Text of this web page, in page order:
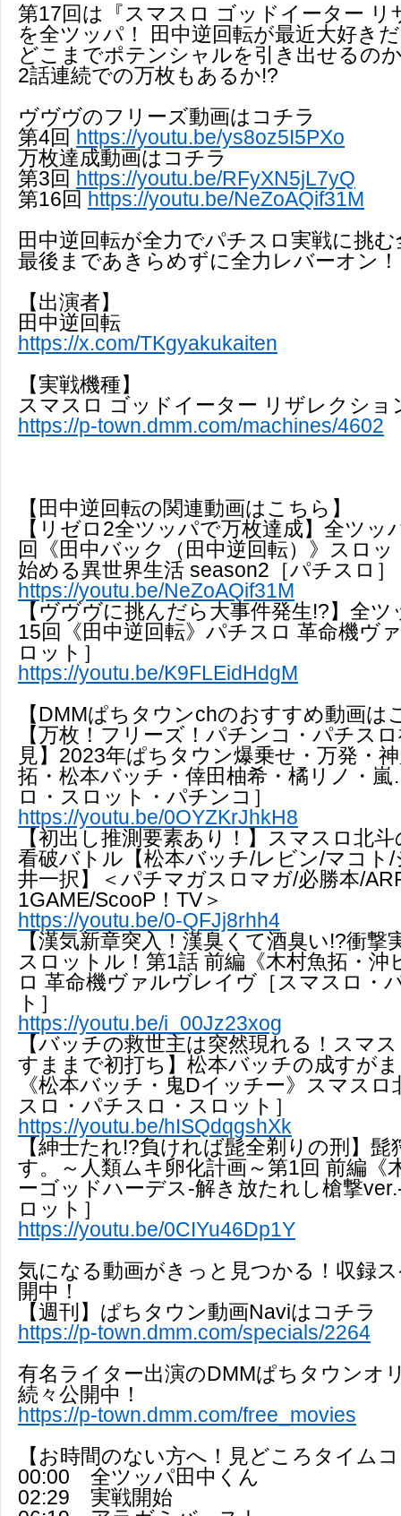
第17回は『スマスロ ゴッドイーター リ
を全ツッパ！ 田中逆回転が最近大好き
どこまでポテンシャルを引き出せるの
2話連続での万枚もあるか!?
ヴヴヴのフリーズ動画はコチラ
第4回 https://youtu.be/ys8oz5I5PXo
万枚達成動画はコチラ
第3回 https://youtu.be/RFyXN5jL7yQ
第16回 https://youtu.be/NeZoAQif31M
田中逆回転が全力でパチスロ実戦に挑
最後まであきらめずに全力レバーオン！
【出演者】
田中逆回転
https://x.com/TKgyakukaiten
【実戦機種】
スマスロ ゴッドイーター リザレクショ
https://p-town.dmm.com/machines/4602
【田中逆回転の関連動画はこちら】
【リゼロ2全ツッパで万枚達成】全ツッ
回《田中バック（田中逆回転）》スロ
始める異世界生活 season2［パチスロ］
https://youtu.be/NeZoAQif31M
【ヴヴヴに挑んだら大事件発生!?】全
15回《田中逆回転》パチスロ 革命機ヴ
ロット］
https://youtu.be/K9FLEidHdgM
【DMMぱちタウンchのおすすめ動画は
【万枚！フリーズ！パチンコ・パチス
見】2023年ぱちタウン爆乗せ・万発・
拓・松本バッチ・倖田柚希・橘リノ・
ロ・スロット・パチンコ］
https://youtu.be/0OYZKrJhkH8
【初出し推測要素あり！】スマスロ北
看破バトル【松本バッチ/レビン/マコト
井一択】＜パチマガスロマガ/必勝本/
1GAME/ScooP！TV＞
https://youtu.be/0-QFJj8rhh4
【漢気新章突入！漢臭くて酒臭い!?衝撃
スロットル！第1話 前編《木村魚拓・沖
ロ 革命機ヴァルヴレイヴ［スマスロ・
ト］
https://youtu.be/i_00Jz23xog
【バッチの救世主は突然現れる！スマ
すままで初打ち】松本バッチの成すが
《松本バッチ・鬼Dイッチー》スマス
スロ・パチスロ・スロット］
https://youtu.be/hISQdqgshXk
【紳士たれ!?負ければ髭全剃りの刑】
す。～人類ムキ卵化計画～第1回 前編《
ーゴッドハーデス-解き放たれし槍撃
ロット］
https://youtu.be/0CIYu46Dp1Y
気になる動画がきっと見つかる！収録
開中！
【週刊】ぱちタウン動画Naviはコチラ
https://p-town.dmm.com/specials/2264
有名ライター出演のDMMぱちタウンオ
続々公開中！
https://p-town.dmm.com/free_movies
【お時間のない方へ！見どころタイム
00:00 全ツッパ田中くん
02:29 実戦開始